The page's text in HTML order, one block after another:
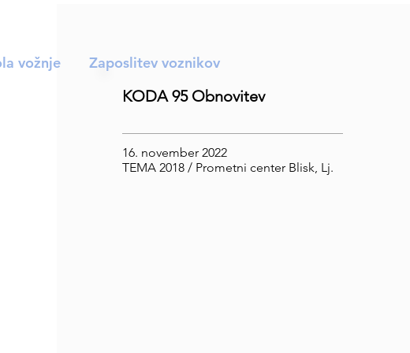
KODA 95 Obnovitev
16. november 2022
TEMA 2018 / Prometni center Blisk, Lj.
vožnje Zaposlitev voznikov